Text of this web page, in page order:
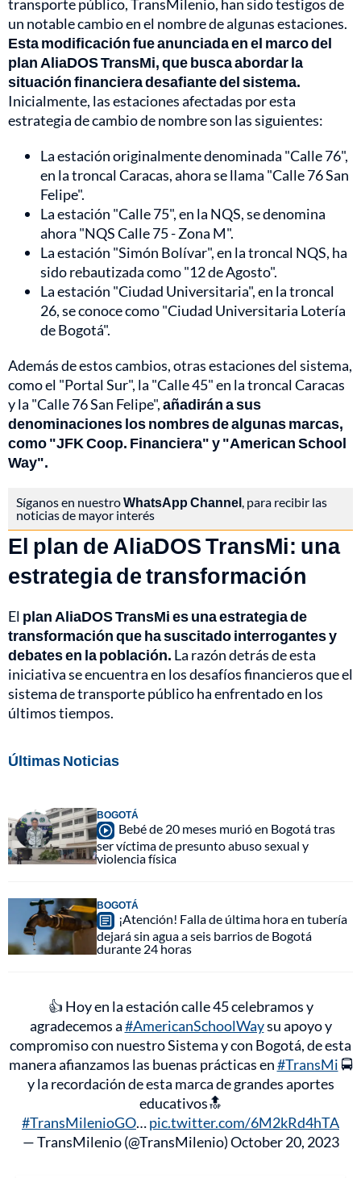
transporte público, TransMilenio, han sido testigos de
un notable cambio en el nombre de algunas estaciones.
Esta modificación fue anunciada en el marco del
plan AliaDOS TransMi, que busca abordar la
situación financiera desafiante del sistema.
Inicialmente, las estaciones afectadas por esta
estrategia de cambio de nombre son las siguientes:
La estación originalmente denominada "Calle 76",
en la troncal Caracas, ahora se llama "Calle 76 San
Felipe".
La estación "Calle 75", en la NQS, se denomina
ahora "NQS Calle 75 - Zona M".
La estación "Simón Bolívar", en la troncal NQS, ha
sido rebautizada como "12 de Agosto".
La estación "Ciudad Universitaria", en la troncal
26, se conoce como "Ciudad Universitaria Lotería
de Bogotá".
Además de estos cambios, otras estaciones del sistema,
como el "Portal Sur", la "Calle 45" en la troncal Caracas
y la "Calle 76 San Felipe",añadirán a sus
denominaciones los nombres de algunas marcas,
como "JFK Coop. Financiera" y "American School
Way".
Síganos en nuestroWhatsApp Channel, para recibir las
noticias de mayor interés
El plan de AliaDOS TransMi: una
estrategia de transformación
El plan AliaDOS TransMi es una estrategia de
transformación que ha suscitado interrogantes y
debates en la población. La razón detrás de esta
iniciativa se encuentra en los desafíos financieros que el
sistema de transporte público ha enfrentado en los
últimos tiempos.
Últimas Noticias
BOGOTÁ
Bebé de 20 meses murió en Bogotá tras
ser víctima de presunto abuso sexual y
violencia física
BOGOTÁ
¡Atención! Falla de última hora en tubería
dejará sin agua a seis barrios de Bogotá
durante 24 horas
👍 Hoy en la estación calle 45 celebramos y
agradecemos a#AmericanSchoolWaysu apoyo y
compromiso con nuestro Sistema y con Bogotá, de esta
manera afianzamos las buenas prácticas en#TransMi 🚍
y la recordación de esta marca de grandes aportes
educativos🔝
#TransMilenioGO…pic.twitter.com/6M2kRd4hTA
— TransMilenio (@TransMilenio)October 20, 2023